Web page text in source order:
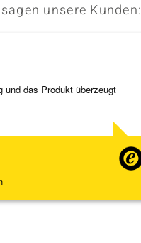
unsere Kunden:
und das Produkt überzeugt